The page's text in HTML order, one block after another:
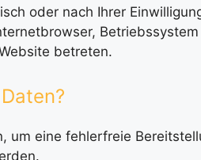
oder nach Ihrer
betreten.
um eine fehlerfreie